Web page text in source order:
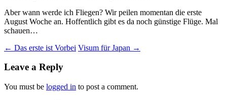
Aber wann werde ich Fliegen? Wir peilen momentan die erste
August Woche an. Hoffentlich gibt es da noch günstige Flüge. Mal
schauen…
Post
navigation
← Das erste ist Vorbei Visum für Japan →
Leave a Reply
You must be logged in to post a comment.